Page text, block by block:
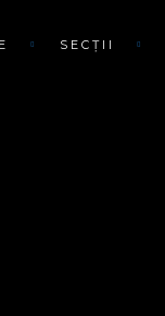
SECȚII